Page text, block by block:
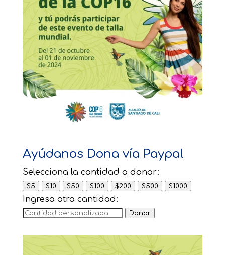
Ayúdanos Dona vía Paypal
Selecciona la cantidad a donar:
$5 $10 $50 $100 $200 $500 $1000
Ingresa otra cantidad:
Donar